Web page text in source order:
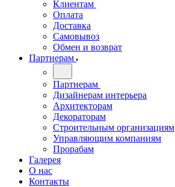
Клиентам
Оплата
Доставка
Самовывоз
Обмен и возврат
Партнерам
Партнерам
Дизайнерам интерьера
Архитекторам
Декораторам
Строительным организациям
Управляющим компаниям
Прорабам
Галерея
О нас
Контакты